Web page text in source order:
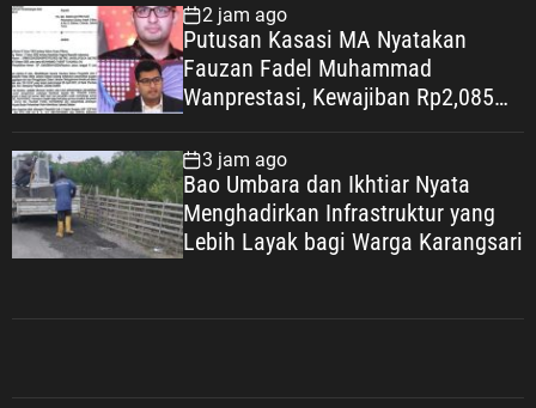
2 jam ago
Putusan Kasasi MA Nyatakan
Fauzan Fadel Muhammad
Wanprestasi, Kewajiban Rp2,085
3 jam ago
Bao Umbara dan Ikhtiar Nyata
Menghadirkan Infrastruktur yang
Lebih Layak bagi Warga Karangsari